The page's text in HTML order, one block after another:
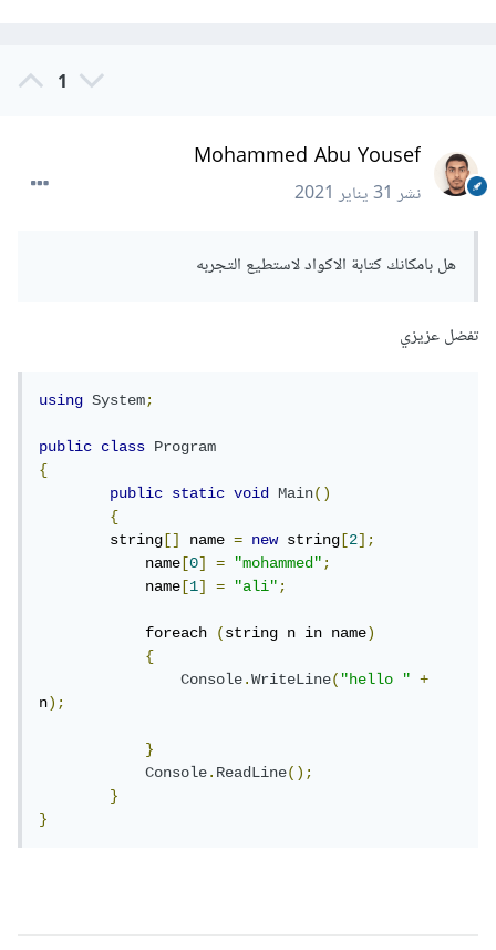
1
Mohammed Abu Yousef
نشر31 يناير 2021
هل بامكانك كتابة الاكواد لاستطيع التجربه
تفضل عزيزي
using System;
public class
Program
{
public
static void Main()
{
	string
[] name = new string [2];
            name
[0] = "mohammed";
            name
[1] = "ali";
            foreach
(string n in name)
{
Console.WriteLine("hello "
+
n);
}
Console.ReadLine();
}
}